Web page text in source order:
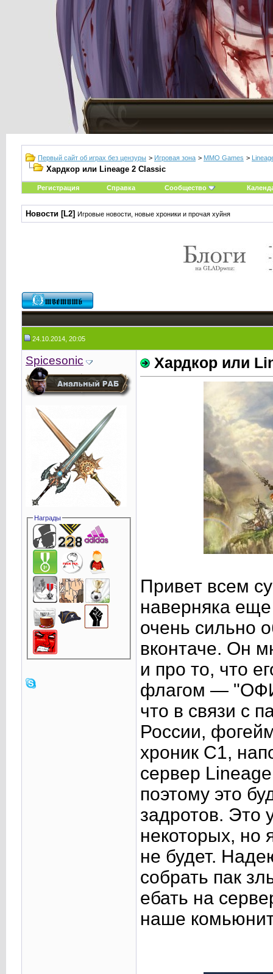
Первый сайт об играх без цензуры > Игровая зона > MMO Games >
Хардкор или Lineage 2 Classic
Регистрация Справка Сообщество
Новости [L2] Игровые новости, новые хроники и прочая хуйня
24.10.2014, 20:05
Spicesonic
Награды
Хардкор или
Привет всем
наверняка
очень сильно
вконтаче. Он
и про то, что
флагом —
что в связи с
России,
хроник С1,
сервер
поэтому это
задротов. Это
некоторых, но
не будет.
собрать пак
ебать на
наше